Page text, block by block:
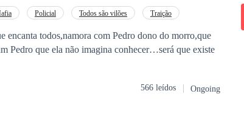
Policial Todos são vilões
Traição
encanta todos,namora com Pedro dono do morro,que
Pedro que ela não imagina conhecer…será que existe
566 leídos Ongoing